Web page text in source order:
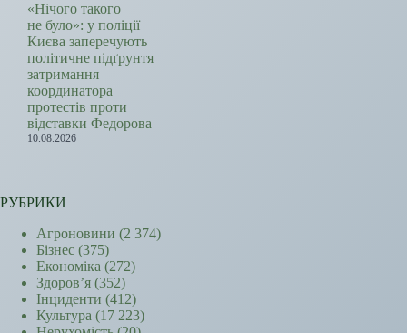
«Нічого такого
не було»: у поліції
Києва заперечують
політичне підґрунтя
затримання
координатора
протестів проти
відставки Федорова
10.08.2026
РУБРИКИ
Агроновини (2 374)
Бізнес (375)
Економіка (272)
Здоров’я (352)
Інциденти (412)
Культура (17 223)